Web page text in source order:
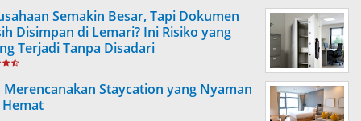
Semakin Besar, Tapi Dokumen
Disimpan di Lemari? Ini Risiko yang
Terjadi Tanpa Disadari
Merencanakan Staycation yang Nyaman